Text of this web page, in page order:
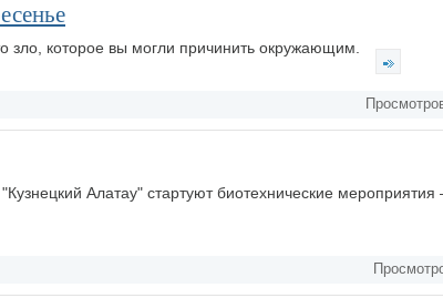
зло, которое вы могли причинить окружающим.
Алатау" стартуют биотехнические